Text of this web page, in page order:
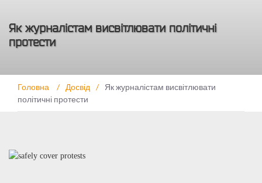
Як журналістам висвітлювати політичні
протести
Головна / Досвід /
Як журналістам висвітлювати
політичні протести